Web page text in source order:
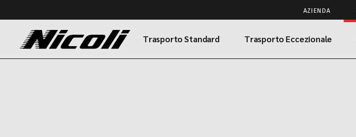
AZIENDA
Trasporto Standard Trasporto Eccezionale